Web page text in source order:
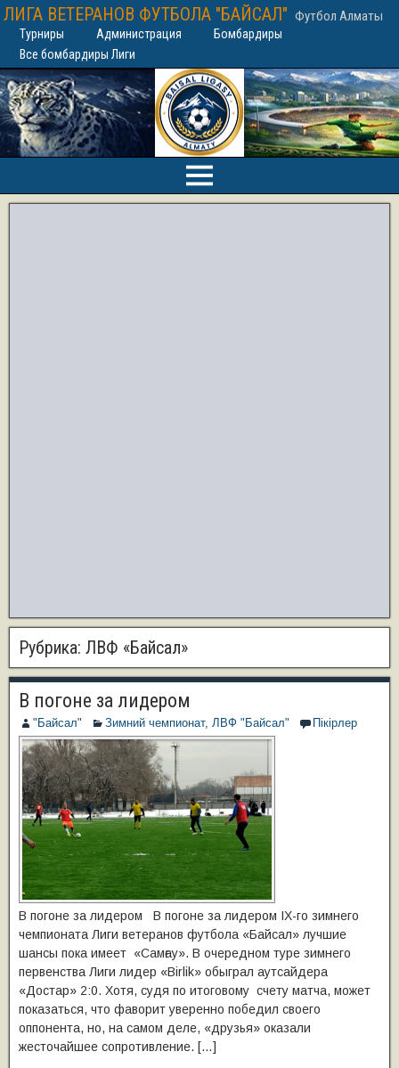
ЛИГА ВЕТЕРАНОВ ФУТБОЛА "БАЙСАЛ" Футбол Алматы
Турниры Администрация
Бомбардиры
Все бомбардиры Лиги
Рубрика: ЛВФ «Байсал»
В погоне за лидером
"Байсал" Зимний чемпионат, ЛВФ "Байсал" Пікірлер
В погоне за лидером В погоне за лидером IX-го зимнего
чемпионата Лиги ветеранов футбола «Байсал» лучшие
шансы пока имеет «Самғау». В очередном туре зимнего
первенства Лиги лидер «Birlik» обыграл аутсайдера
«Достар» 2:0. Хотя, судя по итоговому счету матча, может
показаться, что фаворит уверенно победил своего
оппонента, но, на самом деле, «друзья» оказали
жесточайшее сопротивление. […]